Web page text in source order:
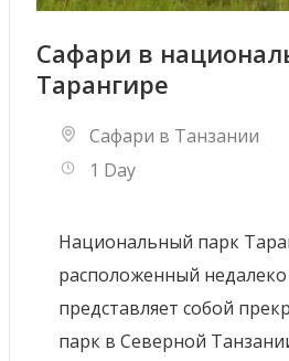
Сафари в
Тарангире
Сафари в Танзании
1 Day
Национальный парк
расположенный
представляет собой
парк в Северной